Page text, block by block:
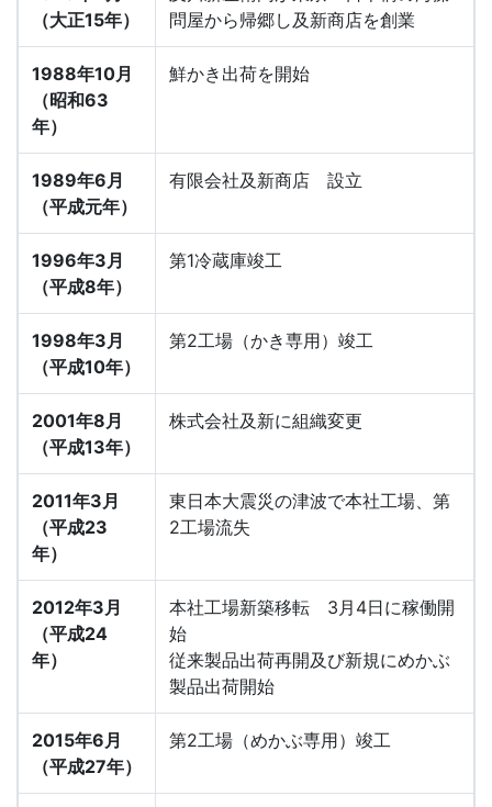
（大正15年）
問屋から帰郷し及新商店を創業
1988年10月
（昭和63
年）
鮮かき出荷を開始
1989年6月
（平成元年）
有限会社及新商店 設立
1996年3月
（平成8年）
第1冷蔵庫竣工
1998年3月
（平成10年）
第2工場（かき専用）竣工
2001年8月
（平成13年）
株式会社及新に組織変更
2011年3月
（平成23
年）
東日本大震災の津波で本社工場、第
2工場流失
2012年3月
（平成24
年）
本社工場新築移転 3月4日に稼働開
始
従来製品出荷再開及び新規にめかぶ
製品出荷開始
2015年6月
（平成27年）
第2工場（めかぶ専用）竣工